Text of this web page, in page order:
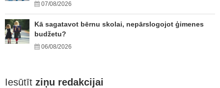
07/08/2026
Kā sagatavot bērnu skolai, nepārslogojot ģimenes
budžetu?
06/08/2026
Iesūtīt ziņu redakcijai